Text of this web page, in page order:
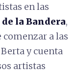
en las
de la Bandera,
comenzar a las
y cuenta
artistas